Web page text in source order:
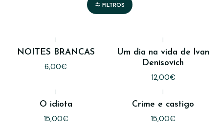
FILTROS
|
NOITES BRANCAS
6,00€
|
Um dia na vida de lvan
Denisovich
12,00€
|
O idiota
15,00€
|
Crime e castigo
15,00€